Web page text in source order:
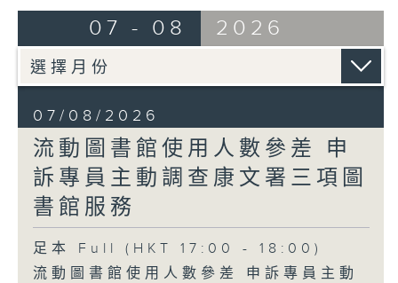
07 - 08 2026
07/08/2026
流動圖書館使用人數參差 申
訴專員主動調查康文署三項圖
書館服務
足本 Full (HKT 17:00 - 18:00)
流動圖書館使用人數參差 申訴專員主動